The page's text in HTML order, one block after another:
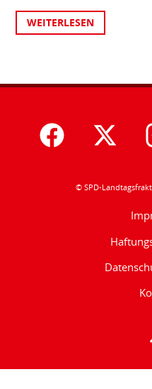
WEITERLESEN
© SPD-